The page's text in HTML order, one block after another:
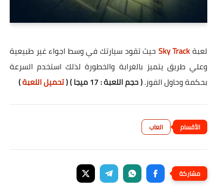
لعبةSky Track حيث تقود سيارتك في وسط اجواء غير طبيعية
وعلي طريق يتميز بالغرابة والخطورة لذلك استخدم السرعة
بحكمة وحاول الفوز.( حجم اللعبة : 17 ميجا ) ( تحميل اللعبة)
العاب